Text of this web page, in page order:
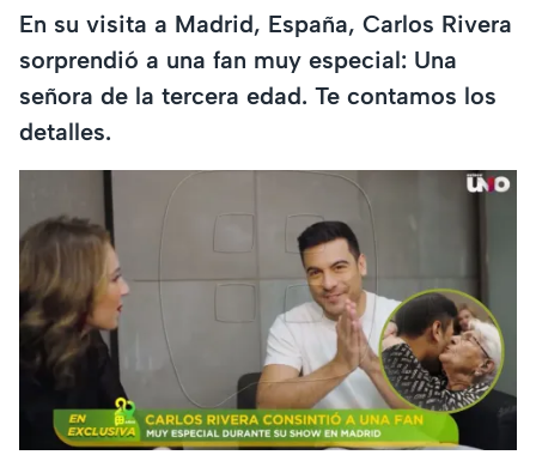
En su visita a Madrid, España, Carlos Rivera
sorprendió a una fan muy especial: Una
señora de la tercera edad. Te contamos los
detalles.